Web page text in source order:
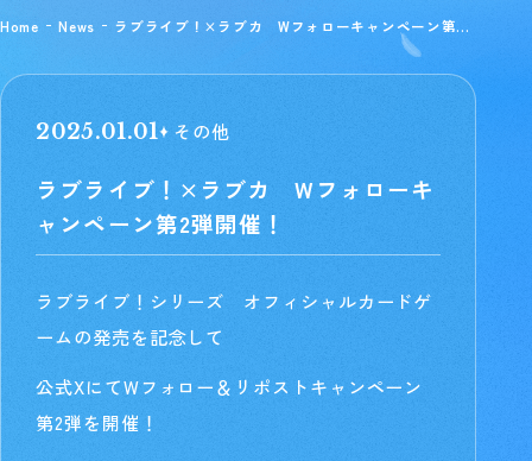
スケジュール 商品情報
イベント お店を探す
カードを探す デッキを作る/紹介/探す
Official
Home News ラブライブ！×ラブカ Wフォローキャンペーン第2
弾開催！
2025.01.01 その他
ラブライブ！×ラブカ Wフォローキ
ャンペーン第2弾開催！
ラブライブ！シリーズ オフィシャルカードゲ
ームの発売を記念して
公式XにてWフォロー＆リポストキャンペーン
第2弾を開催！